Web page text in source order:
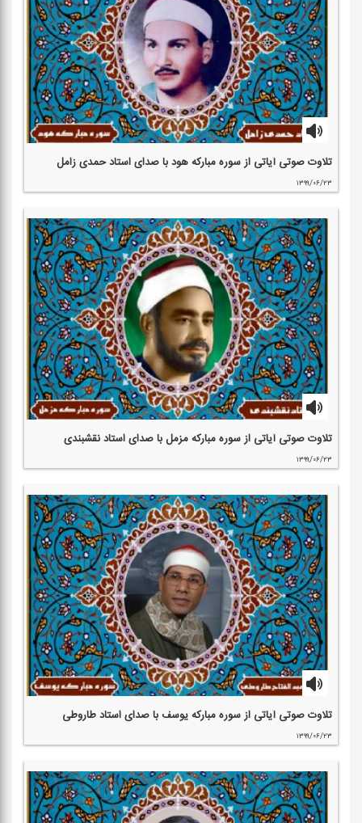
تلاوت صوتی آیاتی از سوره مباركه هود با صدای استاد حمدی زامل
۱۳۹۹/۰۶/۲۳
تلاوت صوتی آیاتی از سوره مباركه مزمل با صدای استاد نقشبندی
۱۳۹۹/۰۶/۲۳
تلاوت صوتی آیاتی از سوره مباركه یوسف با صدای استاد طاروطی
۱۳۹۹/۰۶/۲۳